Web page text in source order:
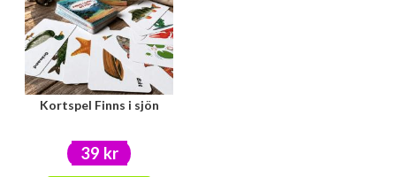
Kortspel Finns i sjön
39 kr